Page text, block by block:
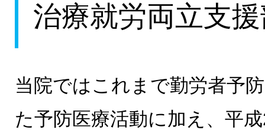
治療就労両立支
当院ではこれまで勤労者予
た予防医療活動に加え、平